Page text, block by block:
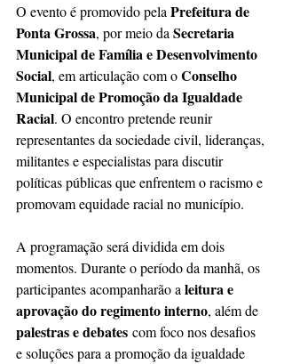
O evento é promovido pela Prefeitura de
Ponta Grossa, por meio da Secretaria
Municipal de Família e Desenvolvimento
Social, em articulação com o Conselho
Municipal de Promoção da Igualdade
Racial. O encontro pretende reunir
representantes da sociedade civil, lideranças,
militantes e especialistas para discutir
políticas públicas que enfrentem o racismo e
promovam equidade racial no município.
A programação será dividida em dois
momentos. Durante o período da manhã, os
participantes acompanharão a leitura e
aprovação do regimento interno, além de
palestras e debates com foco nos desafios
e soluções para a promoção da igualdade